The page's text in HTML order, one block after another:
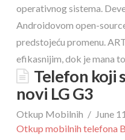
operativnog sistema.
Androidovom open-
predstojeću promenu.
efikasnijim, dok je mana
Telefon koji
novi LG G3
Otkup Mobilnih
June
Otkup mobilnih telefona